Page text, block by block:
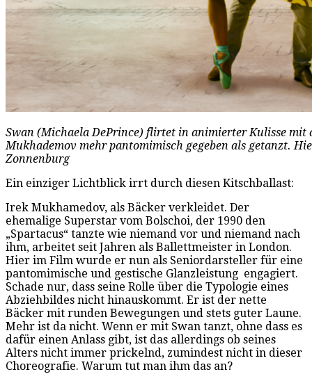
Swan (Michaela DePrince) flirtet in animierter Kulisse mit
Mukhademov mehr pantomimisch gegeben als getanzt.
Zonnenburg
Ein einziger Lichtblick irrt durch diesen Kitschballast:
Irek Mukhamedov, als Bäcker verkleidet. Der
ehemalige Superstar vom Bolschoi, der 1990 den
„Spartacus“ tanzte wie niemand vor und niemand nach
ihm, arbeitet seit Jahren als Ballettmeister in London.
Hier im Film wurde er nun als Seniordarsteller für eine
pantomimische und gestische Glanzleistung engagiert.
Schade nur, dass seine Rolle über die Typologie eines
Abziehbildes nicht hinauskommt. Er ist der nette
Bäcker mit runden Bewegungen und stets guter Laune.
Mehr ist da nicht. Wenn er mit Swan tanzt, ohne dass es
dafür einen Anlass gibt, ist das allerdings ob seines
Alters nicht immer prickelnd, zumindest nicht in dieser
Choreografie. Warum tut man ihm das an?